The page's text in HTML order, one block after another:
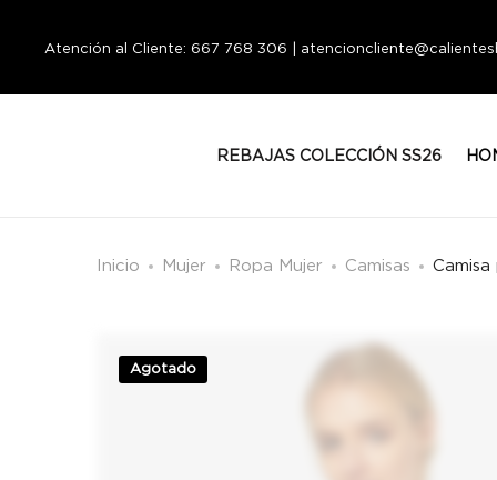
Atención al Cliente: 667 768 306 |
REBAJAS COLECCIÓN SS26
Inicio Mujer Ropa Mujer Camisas
Agotado